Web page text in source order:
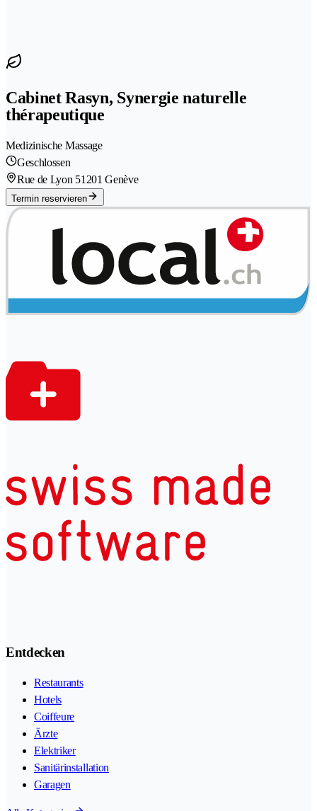
Cabinet Rasyn, Synergie naturelle
thérapeutique
Medizinische Massage
Geschlossen
Rue de Lyon 51201 Genève
Termin reservieren
Entdecken
Restaurants
Hotels
Coiffeure
Ärzte
Elektriker
Sanitärinstallation
Garagen